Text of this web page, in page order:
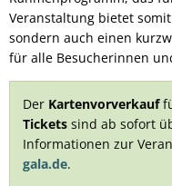
Veranstaltung bietet
sondern auch einen
für alle Besucherinnen
Der Kartenvorverkauf
Tickets sind ab sofort
Informationen zur
gala.de.